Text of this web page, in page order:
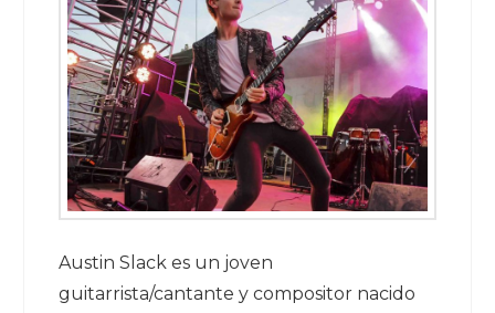
Austin Slack es un joven
guitarrista/cantante y compositor nacido